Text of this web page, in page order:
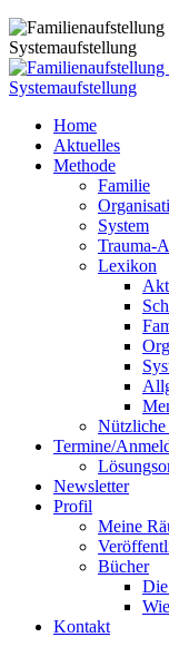
Home
Aktuelles
Methode
Familie
System
Trauma-
Lexikon
Termine/
Newsletter
Profil
Meine
Bücher
Die
Kontakt